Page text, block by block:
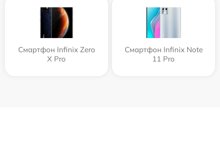
Смартфон Infinix Zero
X Pro
Смартфон Infinix Note
11 Pro